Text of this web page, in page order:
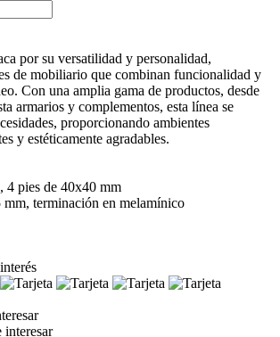
por su versatilidad y personalidad,
de mobiliario que combinan funcionalidad y
Con una amplia gama de productos, desde
armarios y complementos, esta línea se
proporcionando ambientes
y estéticamente agradables.
4 pies de 40x40 mm
terminación en melamínico